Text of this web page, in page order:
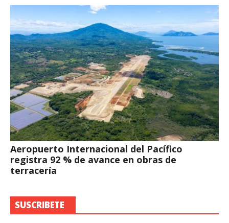
Aeropuerto Internacional del Pacífico
registra 92 % de avance en obras de
terracería
SUSCRIBETE